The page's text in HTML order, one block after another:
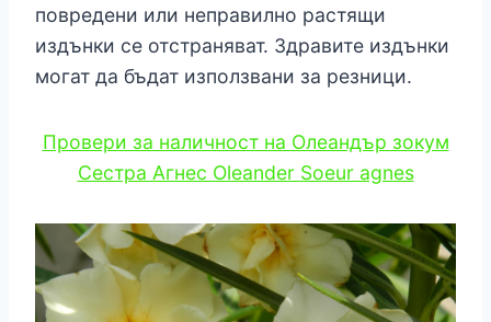
повредени или неправилно растящи
издънки се отстраняват. Здравите издънки
могат да бъдат използвани за резници.
Провери за наличност на Олеандър зокум
Сестра Агнес Oleander Soeur agnes